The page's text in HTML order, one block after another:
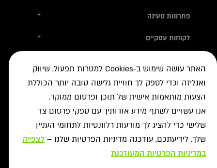
פתרונות טעינה +
טסלה
פתרונות לעסקים
רשת ON לטעינת רכבים חשמליים
לקוחות עסקיים +
ניהול צי רכב חשמלי
נדל"ן מסחרי לרשת הטעינה
רשויות ומכרזים
פתרונות ניהול אנרגיה
פתרונות טעינה לאוטובוסים
יעוץ
פתרונות אגירת אנרגיה
אודות +
תקנון מבצעי נובמבר
אודותינו
צור קשר
תנאי שימוש
מדיניות פרטיות
ביטול עסקה
האתר עושה שימוש ב-Cookies למטרות תפעול, שיווק
ואנליזה וכדי לספק לך חוויית גלישה טובה יותר הכוללת
הצעות מותאמות אישית של תוכן ופרסום ממוקד.
אנו עשויים לשתף מידע אודותיך עם ספקי פרסום צד
שלישי כדי להציג לך מודעות רלוונטיות לתחומי העניין
שלך. לידיעתכם, עודכנה מדיניות הפרטיות שלנו – לצפייה
במדיניות הפרטיות המעודכנת